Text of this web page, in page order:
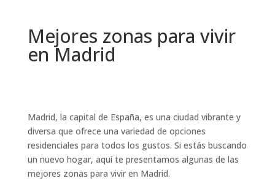
Mejores zonas para vivir
en Madrid
Madrid, la capital de España, es una ciudad vibrante y
diversa que ofrece una variedad de opciones
residenciales para todos los gustos. Si estás buscando
un nuevo hogar, aquí te presentamos algunas de las
mejores zonas para vivir en Madrid.